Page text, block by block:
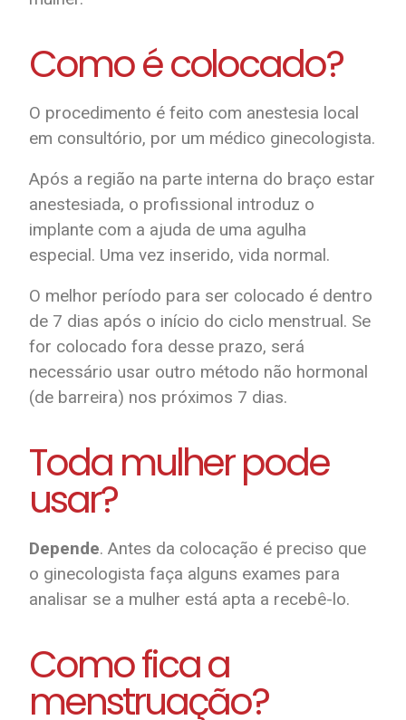
Como é colocado?
O procedimento é feito com anestesia local
em consultório, por um médico ginecologista.
Após a região na parte interna do braço estar
anestesiada, o profissional introduz o
implante com a ajuda de uma agulha
especial. Uma vez inserido, vida normal.
O melhor período para ser colocado é dentro
de 7 dias após o início do ciclo menstrual. Se
for colocado fora desse prazo, será
necessário usar outro método não hormonal
(de barreira) nos próximos 7 dias.
Toda mulher pode
usar?
Depende. Antes da colocação é preciso que
o ginecologista faça alguns exames para
analisar se a mulher está apta a recebê-lo.
Como fica a
menstruação?